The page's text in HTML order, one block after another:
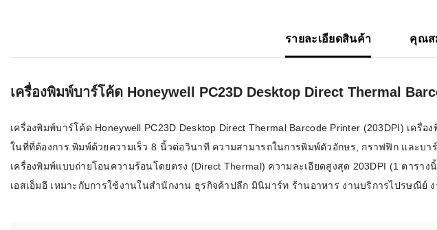
อะไร
หลักการของบาร์โค้ด
บาร์โค้ดคืออะไร?
รายละเอียดสินค้า คุณส
เครื่องพิมพ์บาร์โค้ด Honeywell PC23D Desktop Direct Thermal
เครื่องพิมพ์บาร์โค้ด Honeywell PC23D Desktop Direct Thermal Barcode Printer (203DPI)
ในที่ที่ต้องการ พิมพ์ด้วยความเร็ว 8 นิ้วต่อวินาที ความสามารถในการพิมพ์ตัวอักษร, กราฟฟิก และบ
เครื่องพิมพ์แบบถ่ายโอนความร้อนโดยตรง (Direct Thermal) ความละเอียดสูงสุด 203DPI (1 ตาร
เอสเอ็มอี เหมาะกับการใช้งานในสำนักงาน ธุรกิจค้าปลีก มินิมาร์ท ร้านอาหาร งานบริการไปรษณี